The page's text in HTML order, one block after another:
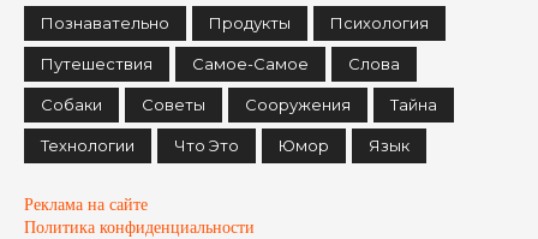
Познавательно Продукты Психология
Путешествия Самое-Самое Слова
Собаки Советы Сооружения Тайна
Технологии Что Это Юмор Язык
Реклама на сайте
Политика конфиденциальности